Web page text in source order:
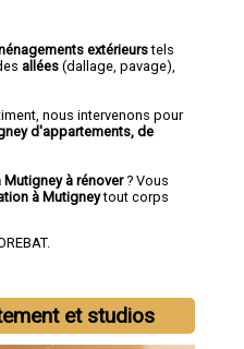
extérieurstels
allées (dallage, pavage),
nous intervenons pour
d'appartements, de
à rénover? Vous
à Mutigneytout corps
et studios